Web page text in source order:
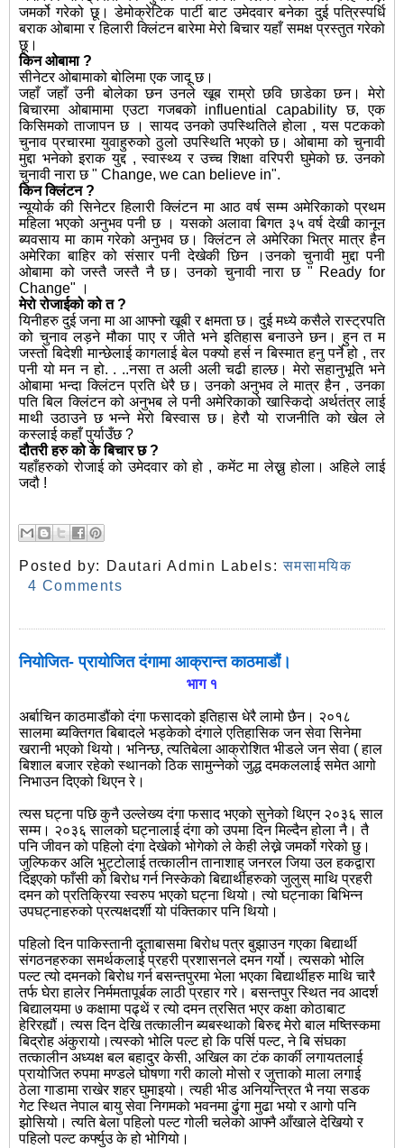
जमर्को गरेको छू। डेमोक्रेटिक पार्टी बाट उमेदवार बनेका दुई पत्रिस्पर्धि
बराक ओबामा र हिलारी क्लिंटन बारेमा मेरो बिचार यहाँ समक्ष प्रस्तुत गरेको
छू।
किन ओबामा ?
सीनेटर ओबामाको बोलिमा एक जादू छ।
जहाँ जहाँ उनी बोलेका छन उनले खूब राम्रो छवि छाडेका छन। मेरो
बिचारमा ओबामामा एउटा गजबको influential capability छ, एक
किसिमको ताजापन छ । सायद उनको उपस्थितिले होला , यस पटकको
चुनाव प्रचारमा युवाहुरुको ठुलो उपस्थिति भएको छ। ओबामा को चुनावी
मुद्दा भनेको इराक युद्द , स्वास्थ्य र उच्च शिक्षा वरिपरी घुमेको छ. उनको
चुनावी नारा छ " Change, we can believe in".
किन क्लिंटन ?
न्यूयोर्क की सिनेटर हिलारी क्लिंटन मा आठ वर्ष सम्म अमेरिकाको प्रथम
महिला भएको अनुभव पनी छ । यसको अलावा बिगत ३५ वर्ष देखी कानून
ब्यवसाय मा काम गरेको अनुभव छ। क्लिंटन ले अमेरिका भित्र मात्र हैन
अमेरिका बाहिर को संसार पनी देखेकी छिन ।उनको चुनावी मुद्दा पनी
ओबामा को जस्तै जस्तै नै छ। उनको चुनावी नारा छ " Ready for
Change" ।
मेरो रोजाईको को त ?
यिनीहरु दुई जना मा आ आफ्नो खूबी र क्षमता छ। दुई मध्ये कसैले रास्ट्रपति
को चुनाव लड़ने मौका पाए र जीते भने इतिहास बनाउने छन। हुन त म
जस्तो बिदेशी मान्छेलाई कागलाई बेल पक्यो हर्स न बिस्मात हनु पर्ने हो , तर
पनी यो मन न हो. . ..नसा त अली अली चढी हाल्छ। मेरो सहानुभूति भने
ओबामा भन्दा क्लिंटन प्रति धेरै छ। उनको अनुभव ले मात्र हैन , उनका
पति बिल क्लिंटन को अनुभब ले पनी अमेरिकाको खास्किदो अर्थतंत्र लाई
माथी उठाउने छ भन्ने मेरो बिस्वास छ। हेरौ यो राजनीति को खेल ले
कस्लाई कहाँ पुर्याउँछ ?
दौतरी हरु को के बिचार छ ?
यहाँहरुको रोजाई को उमेदवार को हो , कमेंट मा लेख्नु होला। अहिले लाई
जदौ !
Posted by: Dautari Admin Labels:समसामयिक
4 Comments
नियोजित- प्रायोजित दंगामा आक्रान्त काठमाडौं।
भाग १
अर्बाचिन काठमाडौंको दंगा फसादको इतिहास धेरै लामो छैन। २०१८
सालमा ब्यक्तिगत बिबादले भड्केको दंगाले एतिहासिक जन सेवा सिनेमा
खरानी भएको थियो। भनिन्छ, त्यतिबेला आक्रोशित भीडले जन सेवा ( हाल
बिशाल बजार रहेको स्थानको ठिक सामुन्नेको जुद्ध दमकललाई समेत आगो
निभाउन दिएको थिएन रे।
त्यस घट्ना पछि कुनै उल्लेख्य दंगा फसाद भएको सुनेको थिएन २०३६ साल
सम्म। २०३६ सालको घट्नालाई दंगा को उपमा दिन मिल्दैन होला नै। तै
पनि जीवन को पहिलो दंगा देखेको भोगेको ले केही लेख्ने जमर्को गरेको छु।
जुल्फिकर अलि भुट्टोलाई तत्कालीन तानाशाह् जनरल जिया उल हकद्वारा
दिइएको फाँसी को बिरोध गर्न निस्केको बिद्यार्थीहरुको जुलुस् माथि प्रहरी
दमन को प्रतिक्रिया स्वरुप भएको घट्ना थियो। त्यो घट्नाका बिभिन्न
उपघट्नाहरुको प्रत्यक्षदर्शी यो पंक्तिकार पनि थियो।
पहिलो दिन पाकिस्तानी दूताबासमा बिरोध पत्र बुझाउन गएका बिद्यार्थी
संगठनहरुका समर्थकलाई प्रहरी प्रशासनले दमन गर्यो। त्यसको भोलि
पल्ट त्यो दमनको बिरोध गर्न बसन्तपुरमा भेला भएका बिद्यार्थीहरु माथि चारै
तर्फ घेरा हालेर निर्ममतापूर्बक लाठी प्रहार गरे। बसन्तपुर स्थित नव आदर्श
बिद्यालयमा ७ कक्षामा पढ्थें र त्यो दमन त्रसित भएर कक्षा कोठाबाट
हेरिरह्यौं। त्यस दिन देखि तत्कालीन ब्यबस्थाको बिरुद्द मेरो बाल मष्तिस्कमा
बिद्रोह अंकुरायो।त्यस्को भोलि पल्ट हो कि पर्सि पल्ट, ने बि संघका
तत्कालीन अध्यक्ष बल बहादुर केसी, अखिल का टंक कार्की लगायतलाई
प्रायोजित रुपमा मण्डले घोषणा गरी कालो मोसो र जुत्ताको माला लगाई
ठेला गाडामा राखेर शहर घुमाइयो। त्यही भीड अनियन्त्रित भै नया सडक
गेट स्थित नेपाल बायु सेवा निगमको भवनमा ढुंगा मुढा भयो र आगो पनि
झोसियो। त्यति बेला पहिलो पल्ट गोली चलेको आफ्नै आँखाले देखियो र
पहिलो पल्ट कर्फ्युउ के हो भोगियो।